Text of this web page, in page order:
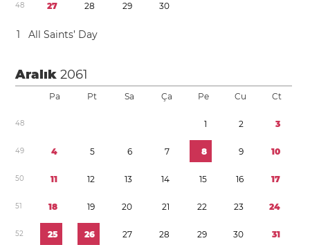
48 27 28 29 30
1 All Saints’ Day
Aralık2061
Pa Pt Sa Ça Pe Cu Ct
48 1 2 3
49 4 5 6 7 8 9 10
50 11 12 13 14 15 16 17
51 18 19 20 21 22 23 24
52 25 26 27 28 29 30 31